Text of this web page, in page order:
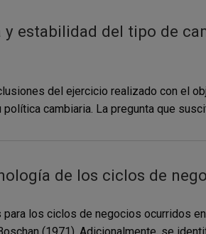
estabilidad del tipo de
del ejercicio realizado con el
cambiaria. La pregunta que
de los ciclos de
los ciclos de negocios ocurridos